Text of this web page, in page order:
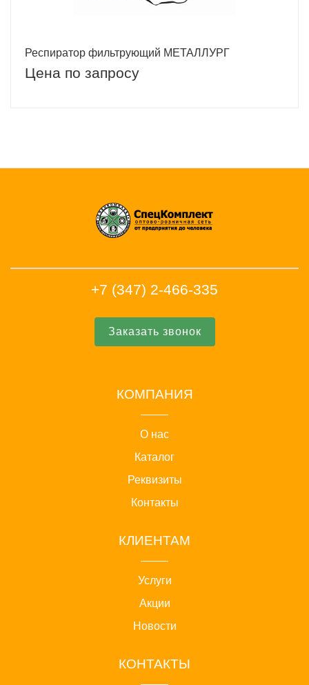
Респиратор фильтрующий МЕТАЛЛУРГ
Цена по запросу
+7 (347) 2-466-335
Заказать звонок
КОМПАНИЯ
О нас
Каталог
Реквизиты
Контакты
КЛИЕНТАМ
Услуги
Акции
Новости
КОНТАКТЫ